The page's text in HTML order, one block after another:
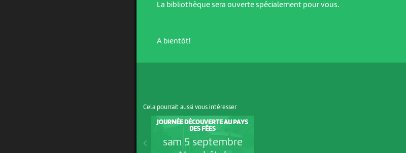
La bibliothèque sera ouverte spécialement pour vous.
A bientôt!
Cela pourrait aussi vous intéresser
JOURNÉE DÉCOUVERTE AU PAYS
DES FÉES
sam 5 septembre